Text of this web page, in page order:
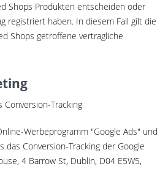
Shops Produkten entscheiden oder
registriert haben. In diesem Fall gilt die
Shops getroffene vertragliche
Conversion-Tracking
Werbeprogramm "Google Ads" und
das Conversion-Tracking der Google
4 Barrow St, Dublin, D04 E5W5,